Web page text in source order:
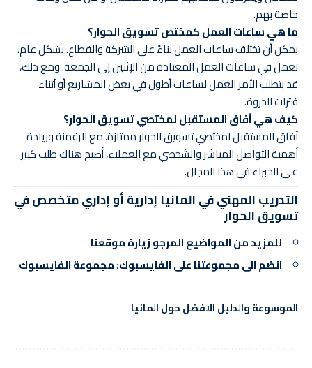
خاصة بهم.
ما هي ساعات العمل كمختص تسويق الحوار؟
يمكن أن تختلف ساعات العمل بناءً على الشركة والقطاع. بشكل عام،
تعمل في ساعات العمل المعتادة من الإثنين إلى الجمعة. ومع ذلك،
قد يتطلب الأمر العمل لساعات أطول في بعض المشاريع أو أثناء
فترات الذروة.
كيف هي آفاق المستقبل لمختصي تسويق الحوار؟
آفاق المستقبل لمختصي تسويق الحوار ممتازة. مع الرقمنة وزيادة
أهمية التواصل المباشر والشخصي مع العملاء، أصبح هناك طلب كبير
على الخبراء في هذا المجال.
التدريب المهني في المانيا إدارية أو إداري متخصص في
تسويق الحوار
للمزيد من المواضيع المرجوزيارة موقعنا
انضم الى مجموعتنا على الفايسبوك:مجموعة الفايسبوك
الموسوعة والدليل الافضل حول المانيا